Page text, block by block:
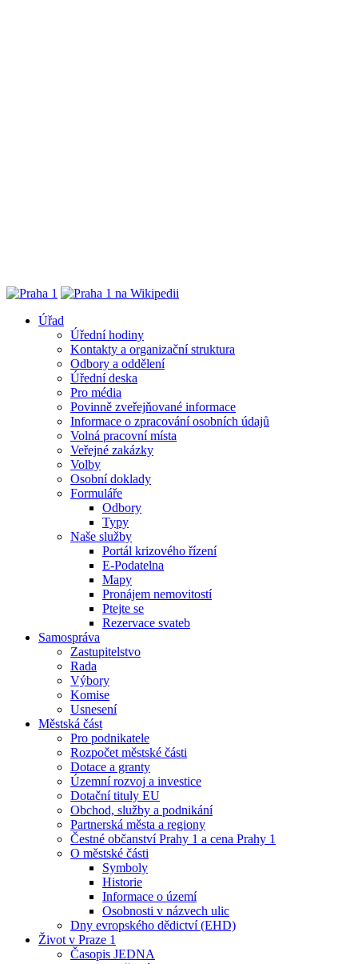
Úřad
Úřední hodiny
Kontakty a organizační struktura
Odbory a oddělení
Úřední deska
Pro média
Povinně zveřejňované informace
Informace o zpracování osobních údajů
Volná pracovní místa
Veřejné zakázky
Volby
Osobní doklady
Formuláře
Odbory
Typy
Naše služby
Portál krizového řízení
E-Podatelna
Mapy
Pronájem nemovitostí
Ptejte se
Rezervace svateb
Samospráva
Zastupitelstvo
Rada
Výbory
Komise
Usnesení
Městská část
Pro podnikatele
Rozpočet městské části
Dotace a granty
Územní rozvoj a investice
Dotační tituly EU
Obchod, služby a podnikání
Partnerská města a regiony
Čestné občanství Prahy 1 a cena Prahy 1
O městské části
Symboly
Historie
Informace o území
Osobnosti v názvech ulic
Dny evropského dědictví (EHD)
Život v Praze 1
Časopis JEDNA